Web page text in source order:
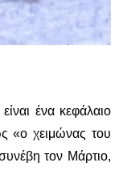
ένα κεφάλαιο
«ο χειμώνας του
τον Μάρτιο,